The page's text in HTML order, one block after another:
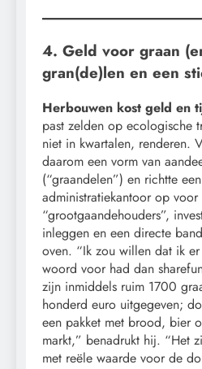
4. Geld voor graan
gran(de)len en een
Herbouwen kost geld en
past zelden op ecologische
niet in kwartalen, renderen.
daarom een vorm van
(“graandelen”) en richtte
administratiekantoor op voor
“grootgaandehouders”,
inleggen en een directe
oven. “Ik zou willen dat ik
woord voor had dan
zijn inmiddels ruim 1700
honderd euro uitgegeven;
een pakket met brood, bier
markt,” benadrukt hij. “Het
met reële waarde voor de